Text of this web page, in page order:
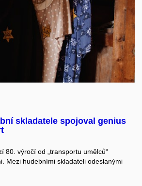
skladatele spojoval genius
80. výročí od „transportu umělců“
Mezi hudebními skladateli odeslanými